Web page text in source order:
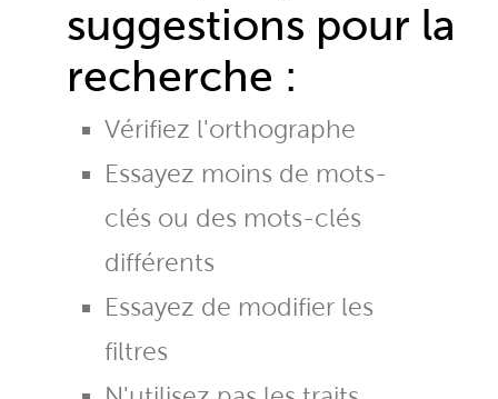
suggestions pour la
recherche :
Vérifiez l'orthographe
Essayez moins de mots-
clés ou des mots-clés
différents
Essayez de modifier les
filtres